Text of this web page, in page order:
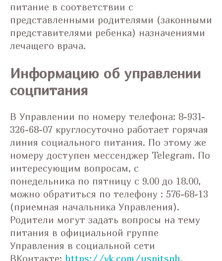
питание в соответствии с
представленными родителями (законными
представителями ребенка) назначениями
лечащего врача.
Информацию об управлении
соцпитания
В Управлении по номеру телефона: 8-931-
326-68-07 круглосуточно работает горячая
линия социального питания. По этому же
номеру доступен мессенджер Telegram. По
интересующим вопросам, с
понедельника по пятницу с 9.00 до 18.00,
можно обратиться по телефону : 576-68-13
(приемная начальника Управления).
Родители могут задать вопросы на тему
питания в официальной группе
Управления в социальной сети
ВКонтакте: https://vk.com/uspitspb.